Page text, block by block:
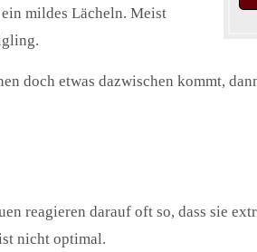
mildes Lächeln. Meist
doch etwas dazwischen kommt,
reagieren darauf oft so, dass sie
nicht optimal.